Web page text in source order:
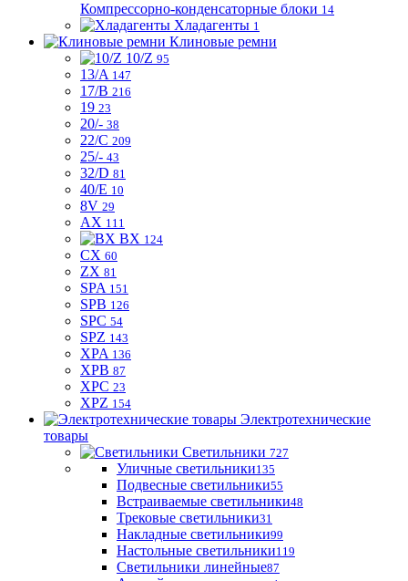
Компрессорно-конденсаторные блоки 14
Хладагенты 1
Клиновые ремни
10/Z 95
13/A 147
17/B 216
19 23
20/- 38
22/C 209
25/- 43
32/D 81
40/E 10
8V 29
AX 111
BX 124
CX 60
ZX 81
SPA 151
SPB 126
SPC 54
SPZ 143
XPA 136
XPB 87
XPC 23
XPZ 154
Электротехнические
товары
Светильники 727
Уличные светильники135
Подвесные светильники55
Встраиваемые светильники48
Трековые светильники31
Накладные светильники99
Настольные светильники119
Светильники линейные87